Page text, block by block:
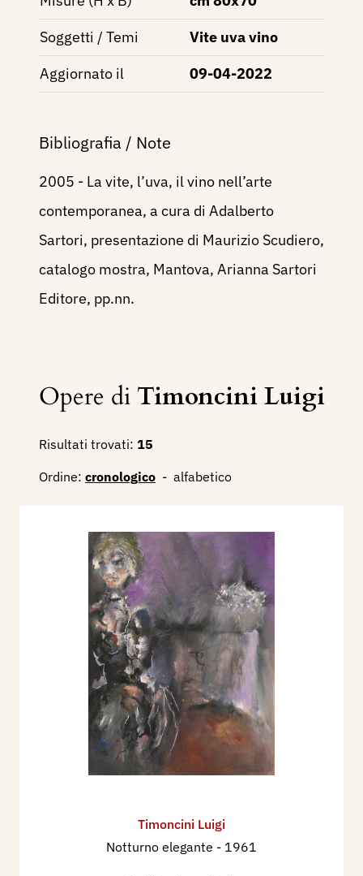
Soggetti / Temi
Vite uva vino
Aggiornato il
09-04-2022
Bibliografia / Note
2005 - La vite, l’uva, il vino nell’arte
contemporanea, a cura di Adalberto
Sartori, presentazione di Maurizio Scudiero,
catalogo mostra, Mantova, Arianna Sartori
Editore, pp.nn.
Opere di Timoncini Luigi
Risultati trovati: 15
Ordine: cronologico - alfabetico
Timoncini Luigi
Notturno elegante - 1961